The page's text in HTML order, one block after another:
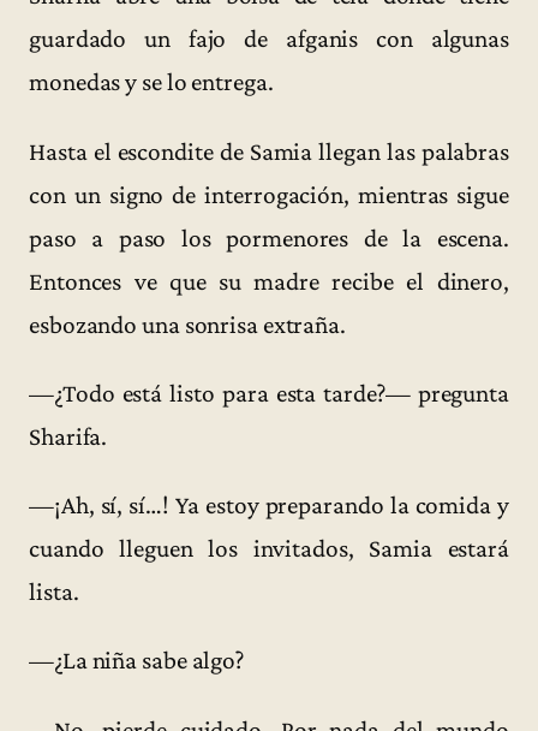
guardado un fajo de afganis con algunas
monedas y se lo entrega.
Hasta el escondite de Samia llegan las palabras
con un signo de interrogación, mientras sigue
paso a paso los pormenores de la escena.
Entonces ve que su madre recibe el dinero,
esbozando una sonrisa extraña.
—¿Todo está listo para esta tarde?— pregunta
Sharifa.
—¡Ah, sí, sí…! Ya estoy preparando la comida y
cuando lleguen los invitados, Samia estará
lista.
—¿La niña sabe algo?